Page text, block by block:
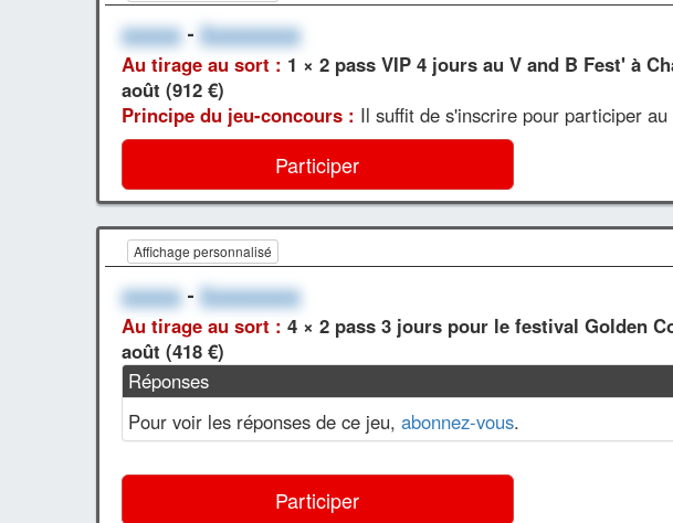
xxxxxx-Xxxxxxxxxx
Au tirage au sort : 1 × 2 pass VIP 4 jours au V and B Fest' à
août (912 €)
Principe du jeu-concours : Il suffit de s'inscrire pour participer
Participer
Affichage personnalisé
xxxxxx-Xxxxxxxxxx
Au tirage au sort : 4 × 2 pass 3 jours pour le festival Golden
août (418 €)
Réponses
Pour voir les réponses de ce jeu, abonnez-vous.
Participer